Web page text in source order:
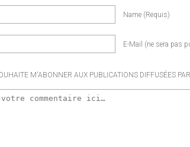
Name (requis)
E-Mail (ne sera pas
M'ABONNER AUX PUBLICATIONS DIFFUSÉES